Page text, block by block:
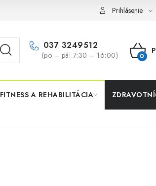
Prihlásenie
037 3249512
(po – pá: 7:30 – 16:00)
FITNESS A REHABILITÁCIA